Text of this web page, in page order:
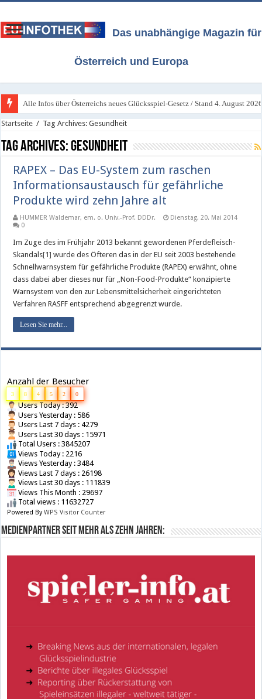
Das unabhängige Magazin für
Österreich und Europa
Alle Infos über Österreichs neues Glücksspiel-Gesetz / Stand 4. August
Startseite / Tag Archives: Gesundheit
Tag Archives:Gesundheit
RAPEX – Das EU-System zum raschen
Informationsaustausch für gefährliche
Produkte wird zehn Jahre alt
HUMMER Waldemar, em. o. Univ.-Prof. DDDr.
Dienstag, 20. Mai 2014
0
Im Zuge des im Frühjahr 2013 bekannt gewordenen Pferdefleisch-
Skandals[1] wurde des Öfteren das in der EU seit 2003 bestehende
Schnellwarnsystem für gefährliche Produkte (RAPEX) erwähnt, ohne
dass dabei aber dieses nur für „Non-Food-Produkte“ konzipierte
Warnsystem von den zur Lebensmittelsicherheit eingerichteten
Verfahren RASFF entsprechend abgegrenzt wurde.
Lesen Sie mehr...
Anzahl der Besucher
3 8 4 5 2 0
Users Today : 392
Users Yesterday : 586
Users Last 7 days : 4279
Users Last 30 days : 15971
Total Users : 3845207
Views Today : 2216
Views Yesterday : 3484
Views Last 7 days : 26198
Views Last 30 days : 111839
Views This Month : 29697
Total views : 11632727
Powered ByWPS Visitor Counter
Medienpartner seit mehr als zehn Jahren: